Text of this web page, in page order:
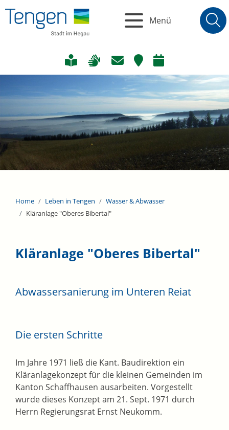
Menü
Home Leben in Tengen
Wasser & Abwasser
Kläranlage "Oberes Bibertal"
Kläranlage "Oberes Bibertal"
Abwassersanierung im Unteren Reiat
Die ersten Schritte
Im Jahre 1971 ließ die Kant. Baudirektion ein
Kläranlagekonzept für die kleinen Gemeinden im
Kanton Schaffhausen ausarbeiten. Vorgestellt
wurde dieses Konzept am 21. Sept. 1971 durch
Herrn Regierungsrat Ernst Neukomm.